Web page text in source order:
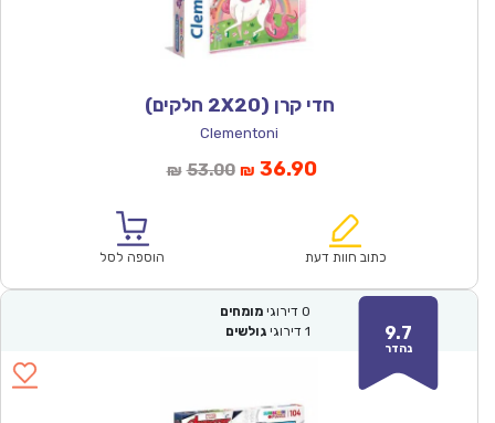
חדי קרן (2X20 חלקים)
Clementoni
₪ 53.00המחיר
₪53.00.
₪ 36.90המחיר
הוא:
כתוב חוות דעת הוספה לסל
9.7
נהדר
0 דירוגי מומחים
1 דירוגי גולשים